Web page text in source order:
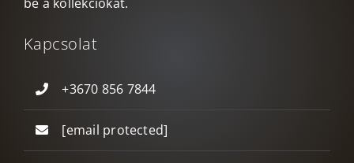
Kapcsolat
+3670 856 7844
[email protected]